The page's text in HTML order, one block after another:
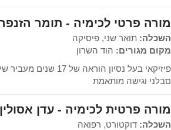
מורה פרטי לכימיה - תומר
השכלה: תואר שני, פיסיקה
מקום מגורים: הוד השרון
פיזיקאי בעל נסיון
סבלני וגישה מותאמת
מורה פרטית לכימיה - עדן אסולין
השכלה: דוקטורט, רפואה